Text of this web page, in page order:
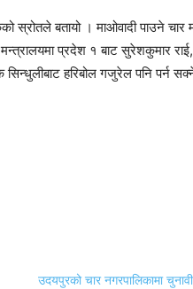
स्रोतले बतायो । माओवादी पाउने चार
प्रदेश १ बाट सुरेशकुमार
हरिबोल गजुरेल पनि पर्न
उदयपुरको चार नगरपालिकामा चुनावी